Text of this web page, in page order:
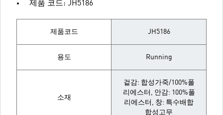
제품 코드: JH5186
제품코드 JH5186
용도 Running
소재
겉감: 합성가죽/100%폴
리에스터, 안감: 100%폴
리에스터, 창: 특수배합
합성고무